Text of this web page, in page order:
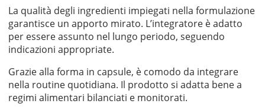
La qualità degli ingredienti impiegati nella formulazione
garantisce un apporto mirato. L’integratore è adatto
per essere assunto nel lungo periodo, seguendo
indicazioni appropriate.
Grazie alla forma in capsule, è comodo da integrare
nella routine quotidiana. Il prodotto si adatta bene a
regimi alimentari bilanciati e monitorati.